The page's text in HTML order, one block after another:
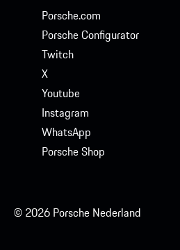
Porsche.com
Porsche Configurator
Twitch
X
Youtube
Instagram
WhatsApp
Porsche Shop
© 2026 Porsche Nederland